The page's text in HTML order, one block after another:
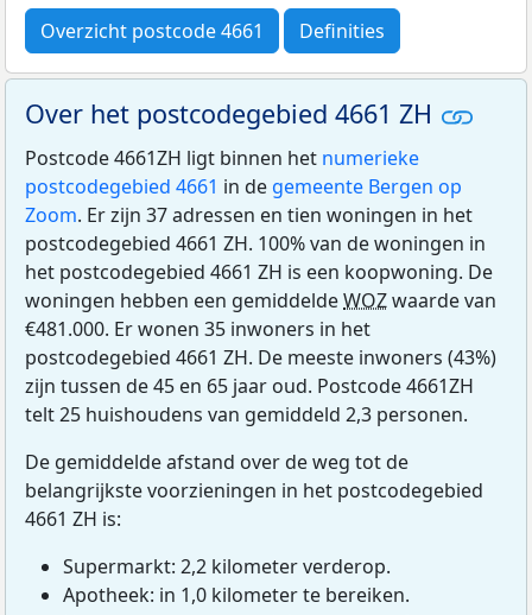
Overzicht postcode 4661 Definities
Over het postcodegebied 4661 ZH
Postcode 4661ZH ligt binnen het numerieke
postcodegebied 4661 in de gemeente Bergen op
Zoom. Er zijn 37 adressen en tien woningen in het
postcodegebied 4661 ZH. 100% van de woningen in
het postcodegebied 4661 ZH is een koopwoning. De
woningen hebben een gemiddeldeWOZwaarde van
€481.000. Er wonen 35 inwoners in het
postcodegebied 4661 ZH. De meeste inwoners (43%)
zijn tussen de 45 en 65 jaar oud. Postcode 4661ZH
telt 25 huishoudens van gemiddeld 2,3 personen.
De gemiddelde afstand over de weg tot de
belangrijkste voorzieningen in het postcodegebied
4661 ZH is:
Supermarkt: 2,2 kilometer verderop.
Apotheek: in 1,0 kilometer te bereiken.